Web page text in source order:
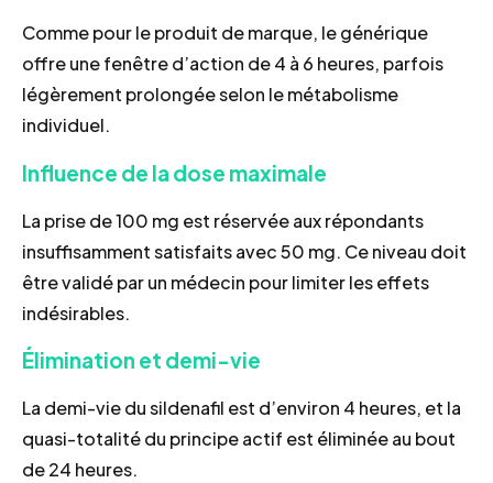
Comme pour le produit de marque, le générique
offre une fenêtre d’action de 4 à 6 heures, parfois
légèrement prolongée selon le métabolisme
individuel.
Influence de la dose maximale
La prise de 100 mg est réservée aux répondants
insuffisamment satisfaits avec 50 mg. Ce niveau doit
être validé par un médecin pour limiter les effets
indésirables.
Élimination et demi-vie
La demi-vie du sildenafil est d’environ 4 heures, et la
quasi-totalité du principe actif est éliminée au bout
de 24 heures.